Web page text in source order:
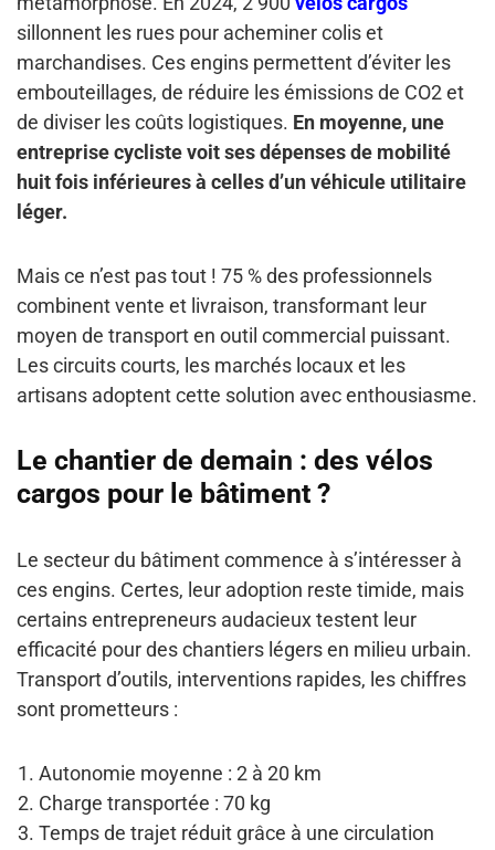
sillonnent les rues pour acheminer colis et
marchandises. Ces engins permettent d’éviter les
embouteillages, de réduire les émissions de CO2 et
de diviser les coûts logistiques. En moyenne, une
entreprise cycliste voit ses dépenses de mobilité
huit fois inférieures à celles d’un véhicule utilitaire
léger.
Mais ce n’est pas tout ! 75 % des professionnels
combinent vente et livraison, transformant leur
moyen de transport en outil commercial puissant.
Les circuits courts, les marchés locaux et les
artisans adoptent cette solution avec enthousiasme.
Le chantier de demain : des vélos
cargos pour le bâtiment ?
Le secteur du bâtiment commence à s’intéresser à
ces engins. Certes, leur adoption reste timide, mais
certains entrepreneurs audacieux testent leur
efficacité pour des chantiers légers en milieu urbain.
Transport d’outils, interventions rapides, les chiffres
sont prometteurs :
Autonomie moyenne : 2 à 20 km
Charge transportée : 70 kg
Temps de trajet réduit grâce à une circulation